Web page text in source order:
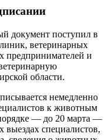
документ поступил в
ветеринарных
предпринимателей и
области.
немедленно
к животным
— до 20 марта —
выездах специалистов,